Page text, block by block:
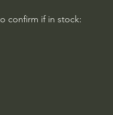
confirm if in stock:
County